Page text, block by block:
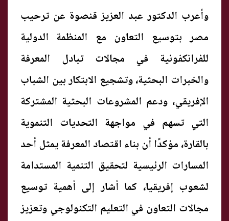
وأعرب الدكتور عبد العزيز قنصوة عن ترحيب
مصر بتوسيع التعاون مع المنظمة الدولية
للفرانكفونية في مجالات تبادل المعرفة
والخبرات البحثية، وتشجيع الابتكار بين الشباب
الإفريقي، ودعم المشروعات البحثية المشتركة
التي تسهم في مواجهة التحديات التنموية
بالقارة، مؤكدًا أن بناء اقتصاد المعرفة يمثل أحد
المسارات الرئيسية لتحقيق التنمية المستدامة
لشعوب إفريقيا، كما أشار إلى أهمية توسيع
مجالات التعاون في التعليم التكنولوجي وتعزيز